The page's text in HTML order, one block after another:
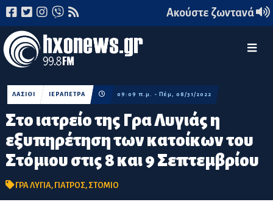
Ακούστε ζωντανά
Στο ιατρείο της Γρα Λυγιάς η
εξυπηρέτηση των κατοίκων του
Στόμιου στις 8 και 9 Σεπτεμβρίου
ΛΑΣΙΘΙ ΙΕΡΑΠΕΤΡΑ 09:09 π.μ. - Πέμ, 08/31/2022
ΓΡΑ ΛΥΓΙΑ, ΓΙΑΤΡΟΣ, ΣΤΟΜΙΟ